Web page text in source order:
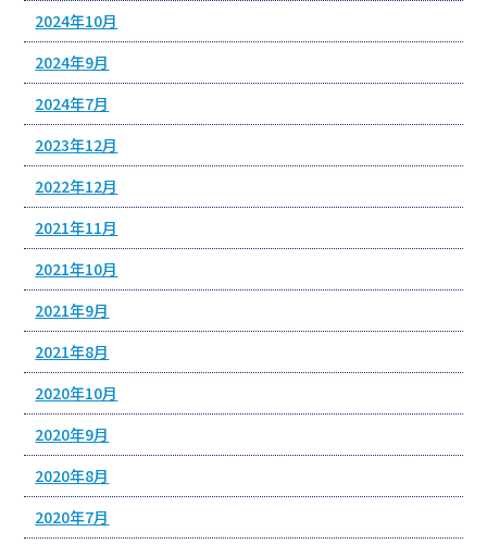
2024年10月
2024年9月
2024年7月
2023年12月
2022年12月
2021年11月
2021年10月
2021年9月
2021年8月
2020年10月
2020年9月
2020年8月
2020年7月